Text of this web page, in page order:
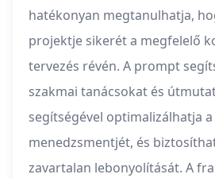
hatékonyan megtanulhatja,
projektje sikerét a megfelelő
tervezés révén. A prompt
szakmai tanácsokat és
segítségével optimalizálhatja
menedzsmentjét, és
zavartalan lebonyolítását. A